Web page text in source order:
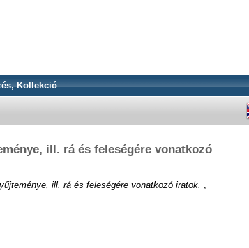
Kollekció
ill. rá és feleségére vonatkozó
ill. rá és feleségére vonatkozó iratok.